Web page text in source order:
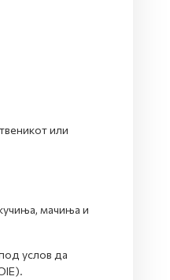
или
мачиња и
услов да